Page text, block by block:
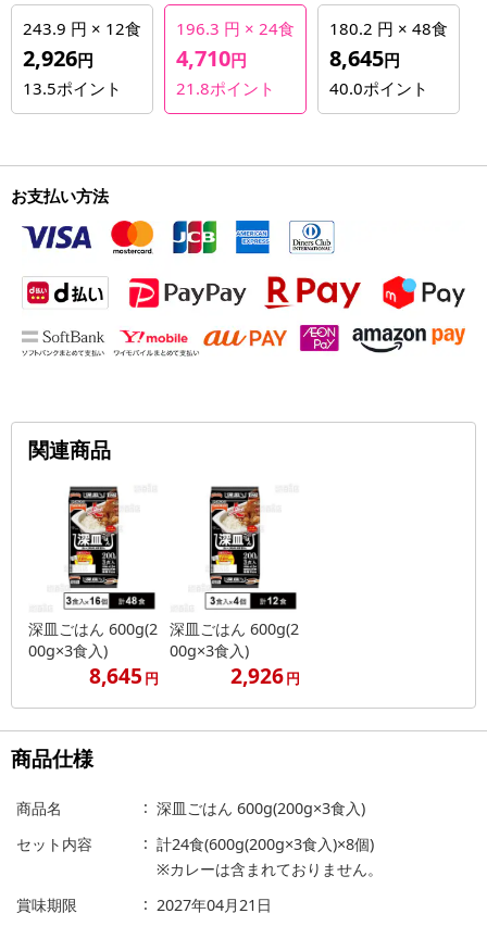
243.9 円 × 12食
2,926円
13.5ポイント
196.3 円 × 24食
4,710円
21.8ポイント
180.2 円 × 48食
8,645円
40.0ポイント
お支払い方法
関連商品
深皿ごはん 600g(2
00g×3食入)
8,645 円
深皿ごはん 600g(2
00g×3食入)
2,926円
商品仕様
商品名
深皿ごはん 600g(200g×3食入)
セット内容
計24食(600g(200g×3食入)×8個)
※カレーは含まれておりません。
賞味期限
2027年04月21日